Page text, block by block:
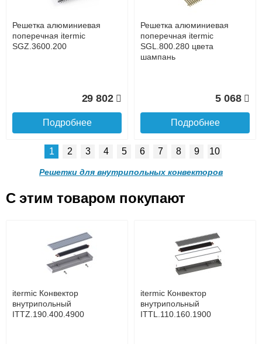
Подробнее о доставке
Подробнее
Решетка алюминиевая
поперечная itermic
SGL.900.220 цвета
4 910
Подробнее
Решетка алюминиевая
SGL.900.280 цвета
5 702
Подробнее
Решетка алюминиевая
поперечная itermic
SGZ.3600.200
29 802
Подробнее
Решетка алюминиевая
поперечная itermic
SGL.800.280 цвета
шампань
5 068
Подробнее
SGL.800.340 цвета
Подробнее
SGL.800.400 цвета
Подробнее
1 2 3 4 5 6 7 8 9 10
Решетки для внутрипольных конвекторов
C этим товаром покупают
itermic Конвектор
внутрипольный
ITTZ.190.400.4900
itermic Конвектор
внутрипольный
ITTL.110.160.1900